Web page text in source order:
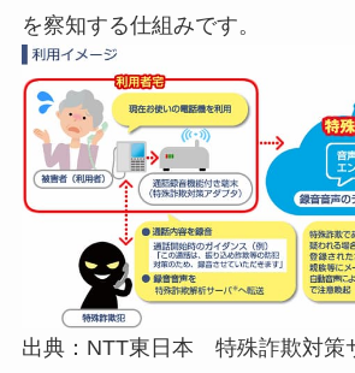
を察知する仕組みです。
出典：NTT東日本 特殊詐欺対策